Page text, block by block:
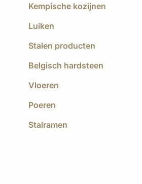
Kempische kozijnen
Luiken
Stalen producten
Belgisch hardsteen
Vloeren
Poeren
Stalramen